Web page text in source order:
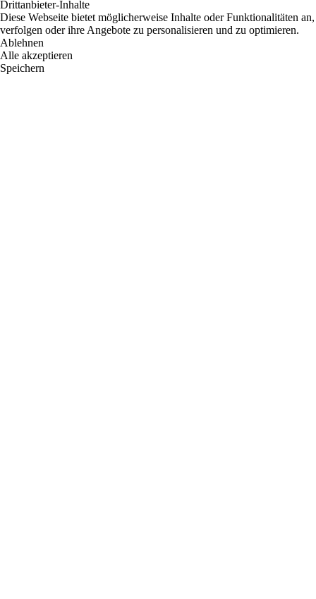
Drittanbieter-Inhalte
Diese Webseite bietet möglicherweise Inhalte oder Funktionalitäten
verfolgen oder ihre Angebote zu personalisieren und zu optimieren.
Ablehnen
Alle akzeptieren
Speichern